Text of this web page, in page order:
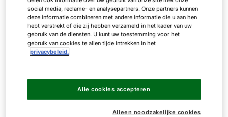
CFL-WTW
Plafond WTW-unit
De CFL units zijn door de compacte afmetingen
social media, reclame- en analysepartners. Onze partners kunnen
deze informatie combineren met andere informatie die u aan hen
hebt verstrekt of die zij hebben verzameld in het kader van uw
gebruik van de diensten. U kunt uw toestemming voor het
gebruik van cookies te allen tijde intrekken in het
privacybeleid.
Alleen noodzakelijke cookies
Alle cookies accepteren